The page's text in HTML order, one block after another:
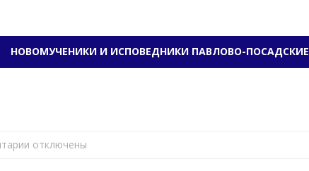
НОВОМУЧЕНИКИ И ИСПОВЕДНИКИ ПАВЛОВО-ПОСАДСКИЕ
котключены